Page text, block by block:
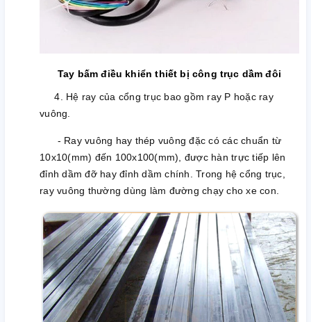
Tay bấm điều khiển thiết bị công trục dầm đôi
4. Hệ ray của cổng trục bao gồm ray P hoặc ray
vuông.
- Ray vuông hay thép vuông đặc có các chuẩn từ
10x10(mm) đến 100x100(mm), được hàn trực tiếp lên
đỉnh dầm đỡ hay đỉnh dầm chính. Trong hệ cổng trục,
ray vuông thường dùng làm đường chạy cho xe con.